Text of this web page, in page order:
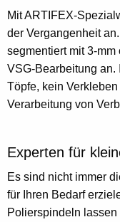
Mit ARTIFEX-
der Vergangenheit
segmentiert mit 3-
VSG-Bearbeitung
Töpfe, kein
Verarbeitung von
Experten für
Es sind nicht immer
für Ihren Bedarf
Polierspindeln